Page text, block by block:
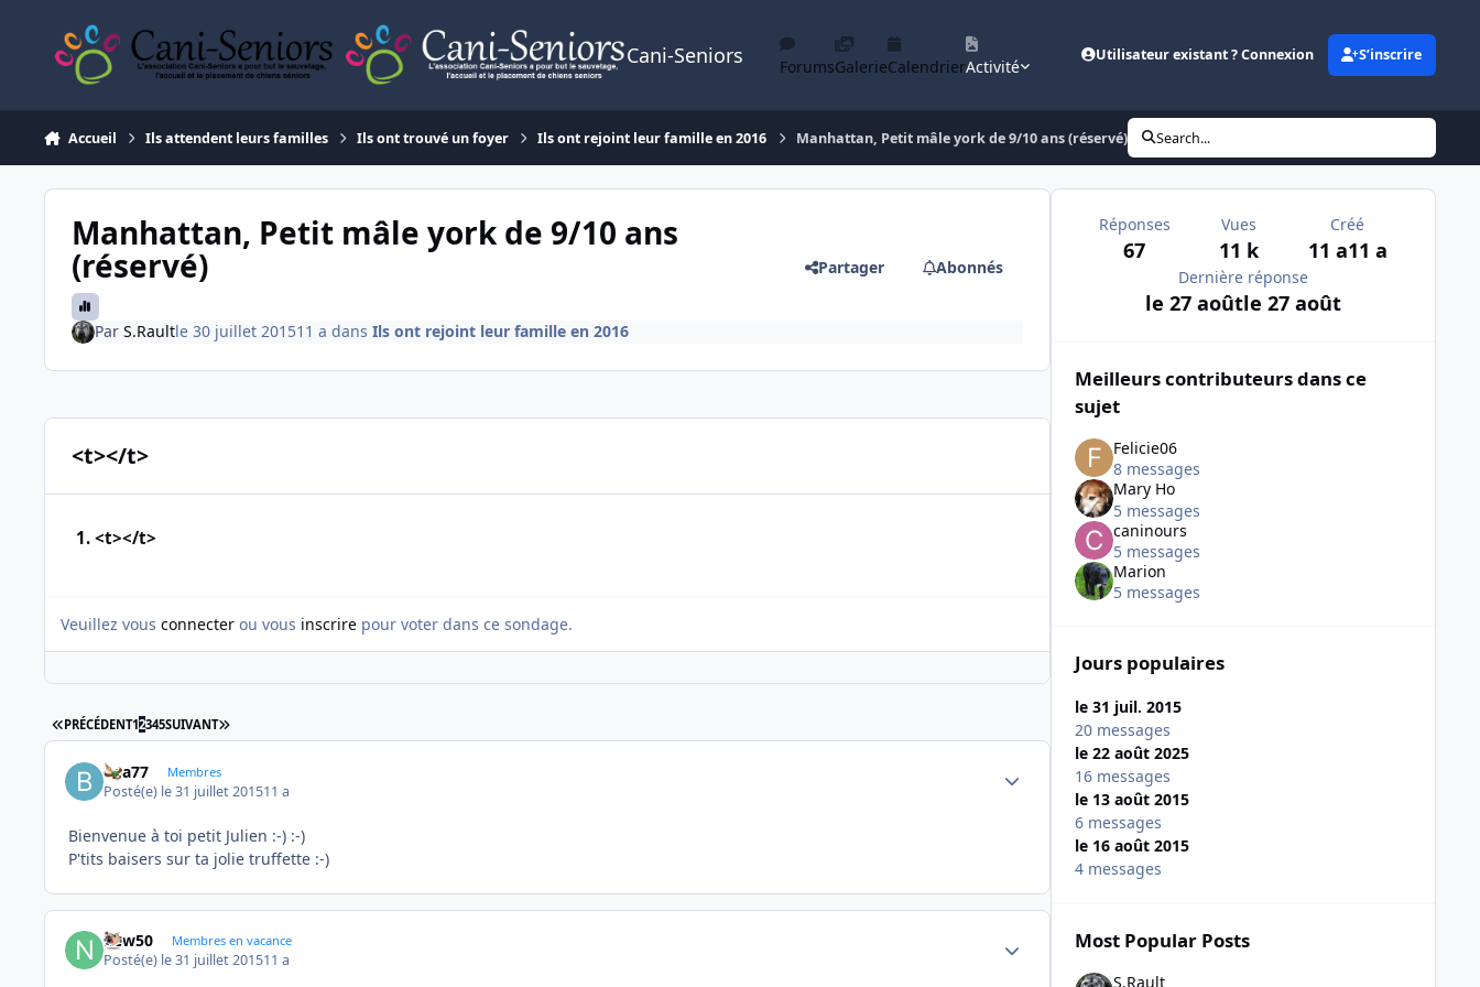
Cani-Seniors ForumsGalerieCalendrierActivité
Utilisateur existant ? Connexion S’inscrire
Accueil Ils attendent leurs familles Ils ont trouvé un foyer Ils ont rejoint leur famille en 2016 Manhattan, Petit mâle york de 9/10 ans (réservé) Search...
Manhattan, Petit mâle york de 9/10 ans
(réservé) Partager Abonnés
Par S.Raultle 30 juillet 201511 a dans Ils ont rejoint leur famille en 2016
<t></t>
1. <t></t>
Veuillez vous connecter ou vous inscrire pour voter dans ce sondage.
PREMIÈRE PAGE
PRÉCÉDENT12345SUIVANT DERNIÈRE PAGE
bea77 Membres
Posté(e) le 31 juillet 201511 a
Author stats
Bienvenue à toi petit Julien :-) :-)
P'tits baisers sur ta jolie truffette :-)
new50 Membres en vacance
Posté(e) le 31 juillet 201511 a
Author stats
Réponses
67
Vues
11 k
Créé
11 a11 a
Dernière réponse
le 27 aoûtle 27 août
Meilleurs contributeurs dans ce
sujet
Felicie06
8 messages
Mary Ho
5 messages
caninours
5 messages
Marion
5 messages
Jours populaires
le 31 juil. 2015
20 messages
le 22 août 2025
16 messages
le 13 août 2015
6 messages
le 16 août 2015
4 messages
Most Popular Posts
S.Rault